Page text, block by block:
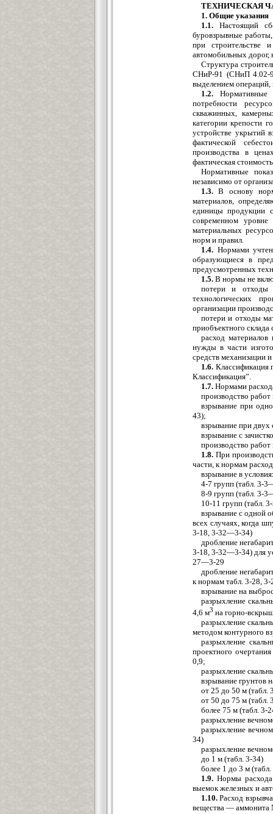
ТЕХНИЧЕСКАЯ
1. Общие указания
1.1. Настоящий
буровзрывные
при строительстве
автомобильных дорог,
Структура
СНиР-91 (СНиП 4.02-
выделением
1.2. Нормативные
потребности
скважинных,
категории крепости
устройстве укрытий
фактической
производства в
фактическая
Нормативные
независимо от
1.3. В основу
материалов,
единицы продукции
современном уровне
материальных
норм и правил.
1.4. Нормами
образующиеся в
предусмотренных
1.5. В нормы не
потери и отходы
технологических
организации
потери и отходы
приобъектного
расход материалов
нужды в части
средств механизации и
1.6. Классификация
Классификация”.
1.7. Нормами
производство
взрывание при
43);
взрывание при
взрывание с
производство
1.8. При
части, к нормам
взрывание в
4-7 групп (табл.
8-9 групп (табл.
10-11 групп
взрывание с одной
всех случаях, когда
3-18, 3-
дробление
3-18, 3-32—3-34) для
27—3-
дробление
к нормам
взрывание на
разрыхление
4,6 м3 на горно-
разрыхление
методом
разрыхление
проектного
0,9;
разрыхление
взрывание грунтов
от 25 до 50 м
от 50 до 75 м
более 75 м
разрыхление
разрыхление
34)
разрыхление
до 1 м
более 1 до 3 м
1.9. Нормы расхода
выемок железных и
1.10. Расход
вещества —